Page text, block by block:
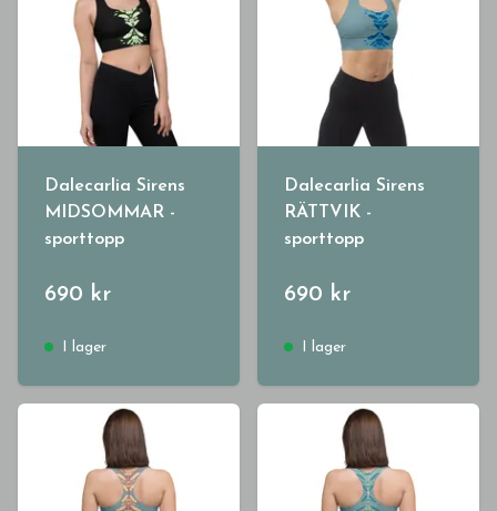
Dalecarlia Sirens
MIDSOMMAR -
sporttopp
690 kr
I lager
Dalecarlia Sirens
RÄTTVIK -
sporttopp
690 kr
I lager